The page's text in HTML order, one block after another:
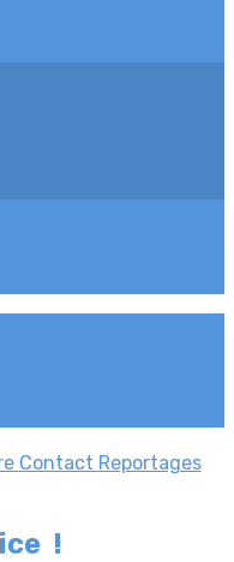
Contact Reportages
!